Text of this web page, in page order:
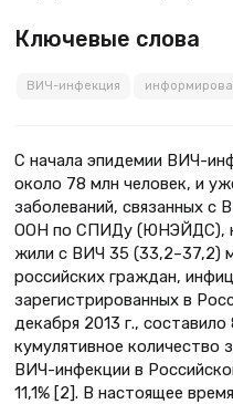
Ключевые слова
ВИЧ-инфекция
С начала эпидемии ВИЧ-
около 78 млн человек, и
заболеваний, связанных
ООН по СПИДу (ЮНЭЙДС), к
жили с ВИЧ 35 (33,2–37,2)
российских граждан,
зарегистрированных в
декабря 2013 г.,
кумулятивное количество
ВИЧ-инфекции в
11,1% [2]. В настоящее